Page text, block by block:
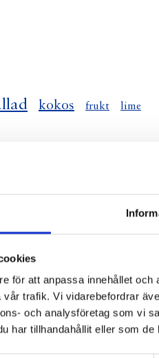
för att anpassa innehållet
trafik. Vi vidarebefordrar
och analysföretag som vi
har tillhandahållit eller som
kokos frukt lime